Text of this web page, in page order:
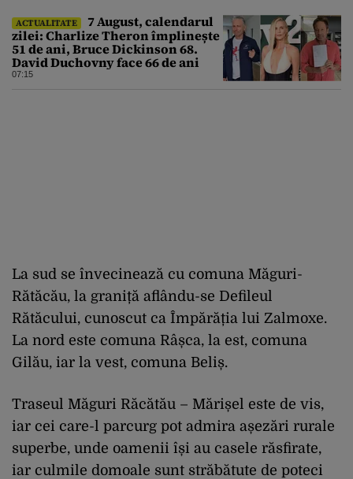
ACTUALITATE
7 August, calendarul
zilei: Charlize Theron împlinește
51 de ani, Bruce Dickinson 68.
David Duchovny face 66 de ani
07:15
La sud se învecinează cu comuna Măguri-
Rătăcău, la graniță aflându-se Defileul
Rătăcului, cunoscut ca Împărăția lui Zalmoxe.
La nord este comuna Râșca, la est, comuna
Gilău, iar la vest, comuna Beliș.
Traseul Măguri Răcătău – Mărișel este de vis,
iar cei care-l parcurg pot admira așezări rurale
superbe, unde oamenii își au casele răsfirate,
iar culmile domoale sunt străbătute de poteci